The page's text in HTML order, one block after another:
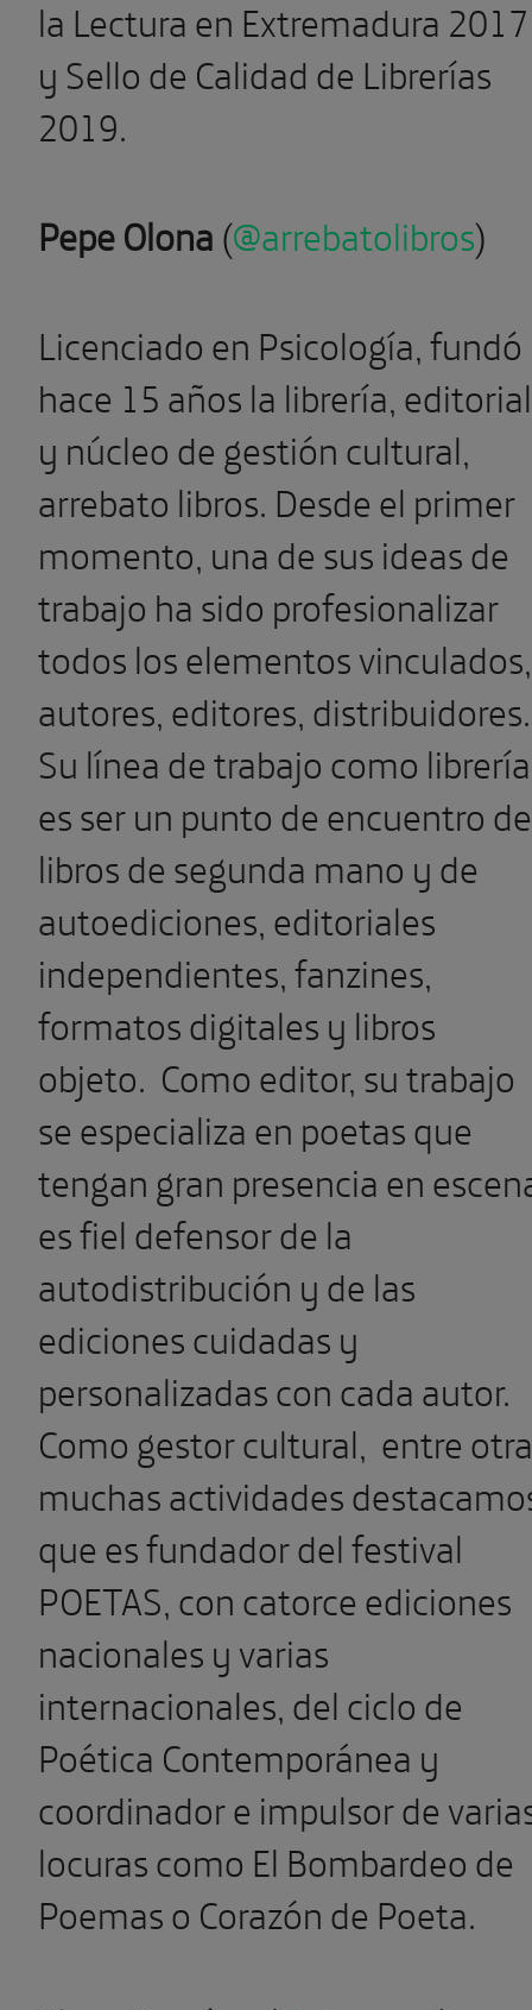
la Lectura en Extremadura 2017
y Sello de Calidad de Librerías
2019.
Pepe Olona(@arrebatolibros)
Licenciado en Psicología, fundó
hace 15 años la librería, editorial
y núcleo de gestión cultural,
arrebato libros. Desde el primer
momento, una de sus ideas de
trabajo ha sido profesionalizar
todos los elementos vinculados,
autores, editores, distribuidores.
Su línea de trabajo como librería
es ser un punto de encuentro de
libros de segunda mano y de
autoediciones, editoriales
independientes, fanzines,
formatos digitales y libros
objeto. Como editor, su trabajo
se especializa en poetas que
tengan gran presencia en
es fiel defensor de la
autodistribución y de las
ediciones cuidadas y
personalizadas con cada autor.
Como gestor cultural, entre
muchas actividades
que es fundador del festival
POETAS, con catorce ediciones
nacionales y varias
internacionales, del ciclo de
Poética Contemporánea y
coordinador e impulsor de
locuras como El Bombardeo de
Poemas o Corazón de Poeta.